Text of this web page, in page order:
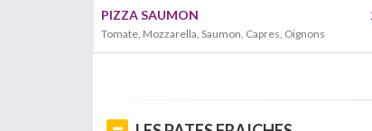
PIZZA SAUMON
Tomate, Mozzarella, Saumon, Capres, Oignons